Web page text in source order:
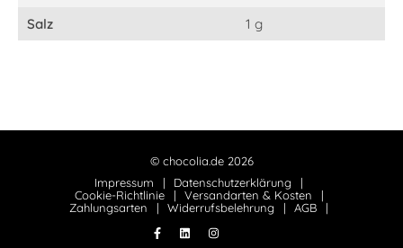
Salz
1 g
© chocolia.de 2026
Impressum
Datenschutzerklärung
Cookie-Richtlinie
Versandarten & Kosten
Zahlungsarten
Widerrufsbelehrung AGB